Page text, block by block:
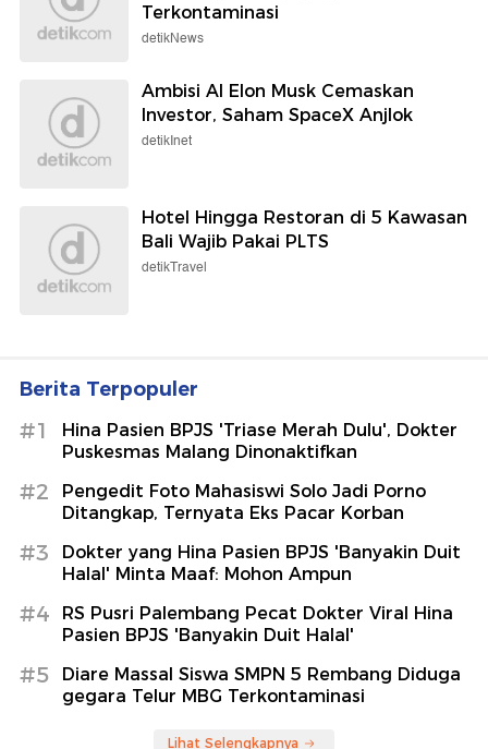
Terkontaminasi
detikNews
Ambisi AI Elon Musk Cemaskan
Investor, Saham SpaceX Anjlok
detikInet
Hotel Hingga Restoran di 5 Kawasan
Bali Wajib Pakai PLTS
detikTravel
Berita Terpopuler
#1
Hina Pasien BPJS 'Triase Merah Dulu', Dokter
Puskesmas Malang Dinonaktifkan
#2
Pengedit Foto Mahasiswi Solo Jadi Porno
Ditangkap, Ternyata Eks Pacar Korban
#3
Dokter yang Hina Pasien BPJS 'Banyakin Duit
Halal' Minta Maaf: Mohon Ampun
#4
RS Pusri Palembang Pecat Dokter Viral Hina
Pasien BPJS 'Banyakin Duit Halal'
#5
Diare Massal Siswa SMPN 5 Rembang Diduga
gegara Telur MBG Terkontaminasi
Lihat Selengkapnya